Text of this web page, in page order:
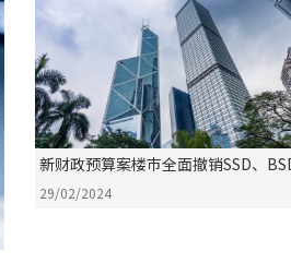
新财政预算案楼巿全面撤销SSD、
NRSD辣税
29/02/2024